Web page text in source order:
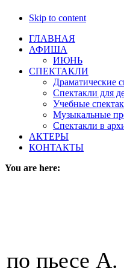
Skip to content
ГЛАВНАЯ
АФИША
ИЮНЬ
СПЕКТАКЛИ
Драматические
Спектакли для
Учебные
Музыкальные
Спектакли в
АКТЕРЫ
КОНТАКТЫ
You are here:
по пьесе